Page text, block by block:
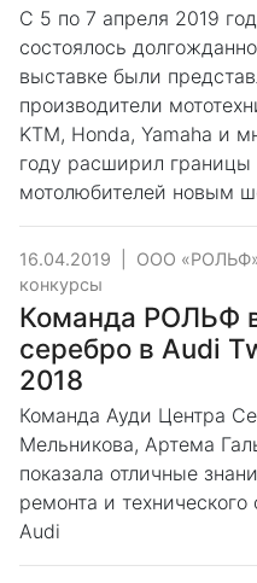
С 5 по 7 апреля 2019
состоялось
выставке были
производители
KTM, Honda, Yamaha и
году расширил
мотолюбителей новым
16.04.2019 ООО
конкурсы
Команда РОЛЬФ
серебро в Audi
2018
Команда Ауди Центра
Мельникова, Артема
показала отличные
ремонта и
Audi